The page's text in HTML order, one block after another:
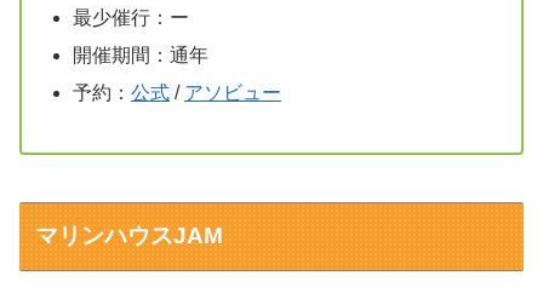
最少催行：ー
開催期間：通年
予約： 公式/ アソビュー
マリンハウスJAM